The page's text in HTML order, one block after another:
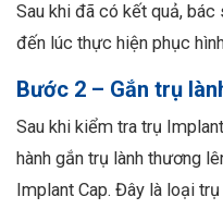
Sau khi đã có kết quả,
đến lúc thực hiện phục
Bước 2 – Gắn trụ
Sau khi kiểm tra trụ
hành gắn trụ lành thương
Implant Cap. Đây là loại